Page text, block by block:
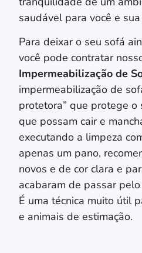
saudável para você e
Para deixar o seu sofá
você pode contratar
Impermeabilização de
impermeabilização de
protetora” que protege
que possam cair e
executando a limpeza
apenas um pano,
novos e de cor clara e
acabaram de passar
É uma técnica muito útil
e animais de estimação.